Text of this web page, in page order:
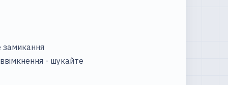
замикання
- шукайте